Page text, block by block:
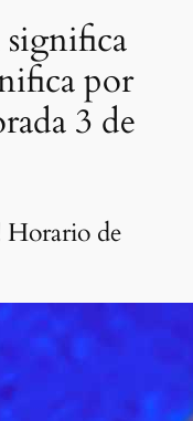
significa
por
3 de
Horario de